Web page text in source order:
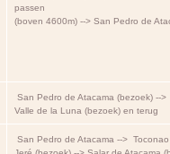
passen
(boven 4600m) --> San Pedro de
San Pedro de Atacama (bezoek) -->
Valle de la Luna (bezoek) en terug
San Pedro de Atacama --> Toconao